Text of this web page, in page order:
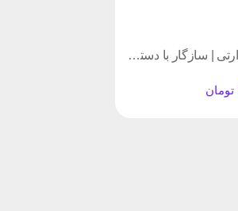
کاغذ رول کارتخوان حرارتی | سازگار با دستگاه‌های POS و پوز فروشگاهی
تومان